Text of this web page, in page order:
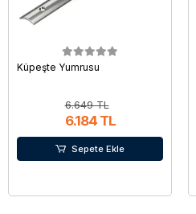
Küpeşte Yumrusu
6.649 TL
6.184 TL
Sepete Ekle